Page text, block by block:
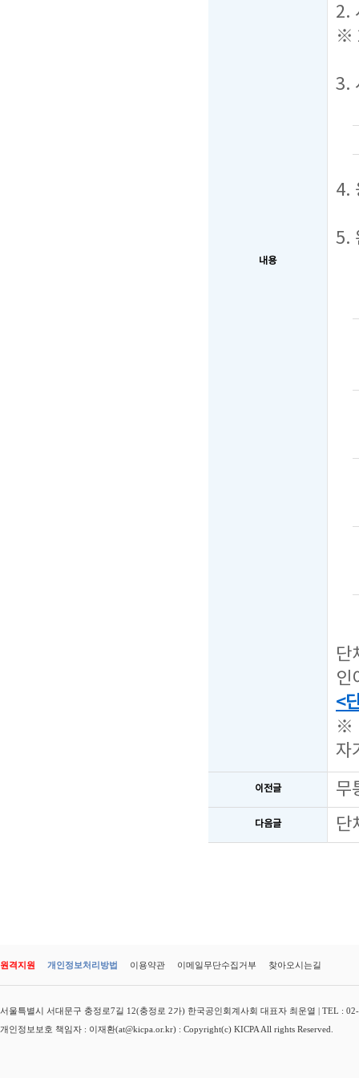
내용
2.
※
3.
4.
5.
단
인
<
※
자
이전글 무
다음글 단
원격지원 개인정보처리방법 이용약관 이메일무단수집거부 찾아오시는길
서울특별시 서대문구 충정로7길 12(충정로 2가) 한국공인회계사회 대표자 최운열 | TEL :
개인정보보호 책임자 : 이재환(at@kicpa.or.kr) : Copyright(c) KICPA All rights Reserved.